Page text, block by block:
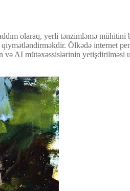
olaraq, yerli tənzimləmə mühitini
Ölkədə internet
və AI mütəxəssislərinin yetişdirilməsi